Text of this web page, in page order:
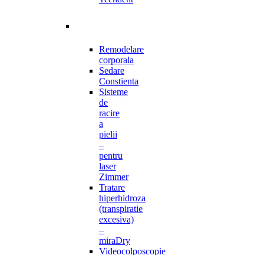
Remodelare
corporala
Sedare
Constienta
Sisteme
de
racire
a
pielii
–
pentru
laser
Zimmer
Tratare
hiperhidroza
(transpiratie
excesiva)
–
miraDry
Videocolposcopie